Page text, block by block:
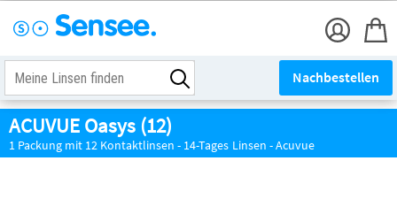
Nachbestellen
ACUVUE Oasys (12)
1 Packung mit 12 Kontaktlinsen - 14-Tages Linsen - Acuvue